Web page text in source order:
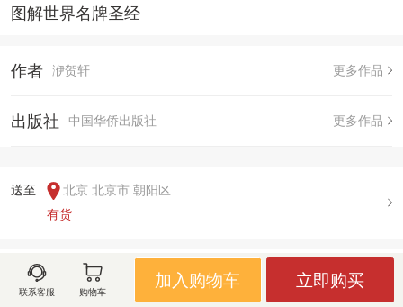
图解世界名牌圣经
作者 洢贺轩 更多作品
出版社 中国华侨出版社 更多作品
送至
北京 北京市 朝阳区
有货
用户评论(
联系客服 购物车
加入购物车 立即购买